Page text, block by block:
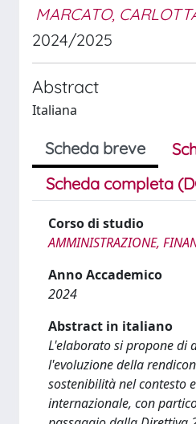
MARCATO,
2024/2025
Abstract
Italiana
Scheda breve
Scheda completa
Corso di studio
AMMINISTRAZIONE,
Anno Accademico
2024
Abstract in italiano
L'elaborato si propone di
l'evoluzione della
sostenibilità nel contesto
internazionale, con